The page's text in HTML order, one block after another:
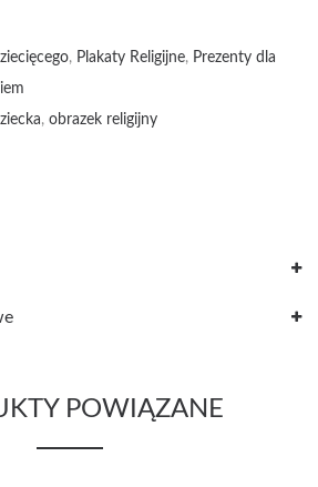
, Plakaty Religijne, Prezenty dla
, obrazek religijny
POWIĄZANE